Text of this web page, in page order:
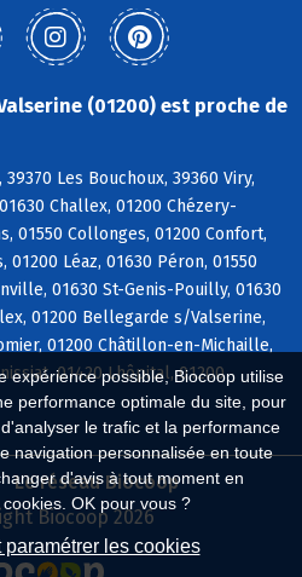
expérience possible, Biocoop utilise
performance optimale du site, pour
le trafic et la performance
navigation personnalisée en toute
d'avis à tout moment en
OK pour vous ?
paramétrer les cookies
(01200) est proche de
Les Bouchoux, 39360 Viry,
Challex, 01200 Chézery-
01550 Collonges, 01200 Confort,
01200 Léaz, 01630 Péron, 01550
01630 St-Genis-Pouilly, 01630
01200 Bellegarde s/Valserine,
01200 Châtillon-en-Michaille,
01420 Lhôpital, 01200
Le réseau Biocoop
Biocoop 2026